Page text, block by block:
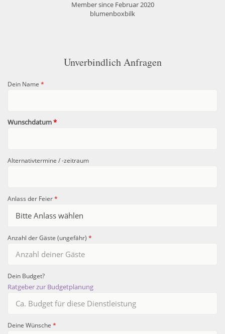
Member since Februar 2020
blumenboxbilk
Unverbindlich Anfragen
Dein Name *
Wunschdatum*
Alternativtermine / -zeitraum
Anlass der Feier*
Anzahl der Gäste (ungefähr) *
Dein Budget?
Ratgeber zur Budgetplanung
Deine Wünsche *